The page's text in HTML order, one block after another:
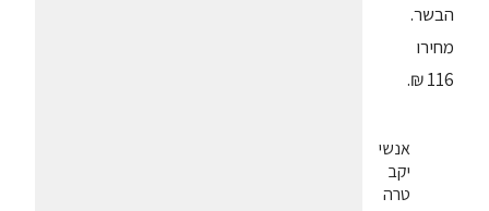
הבשר.
מחירו
116 ₪.
אנשי
יקב
טרה